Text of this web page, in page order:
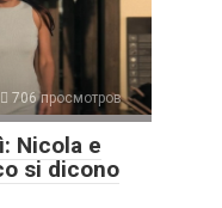
706 просмотров
Nicola e
si dicono